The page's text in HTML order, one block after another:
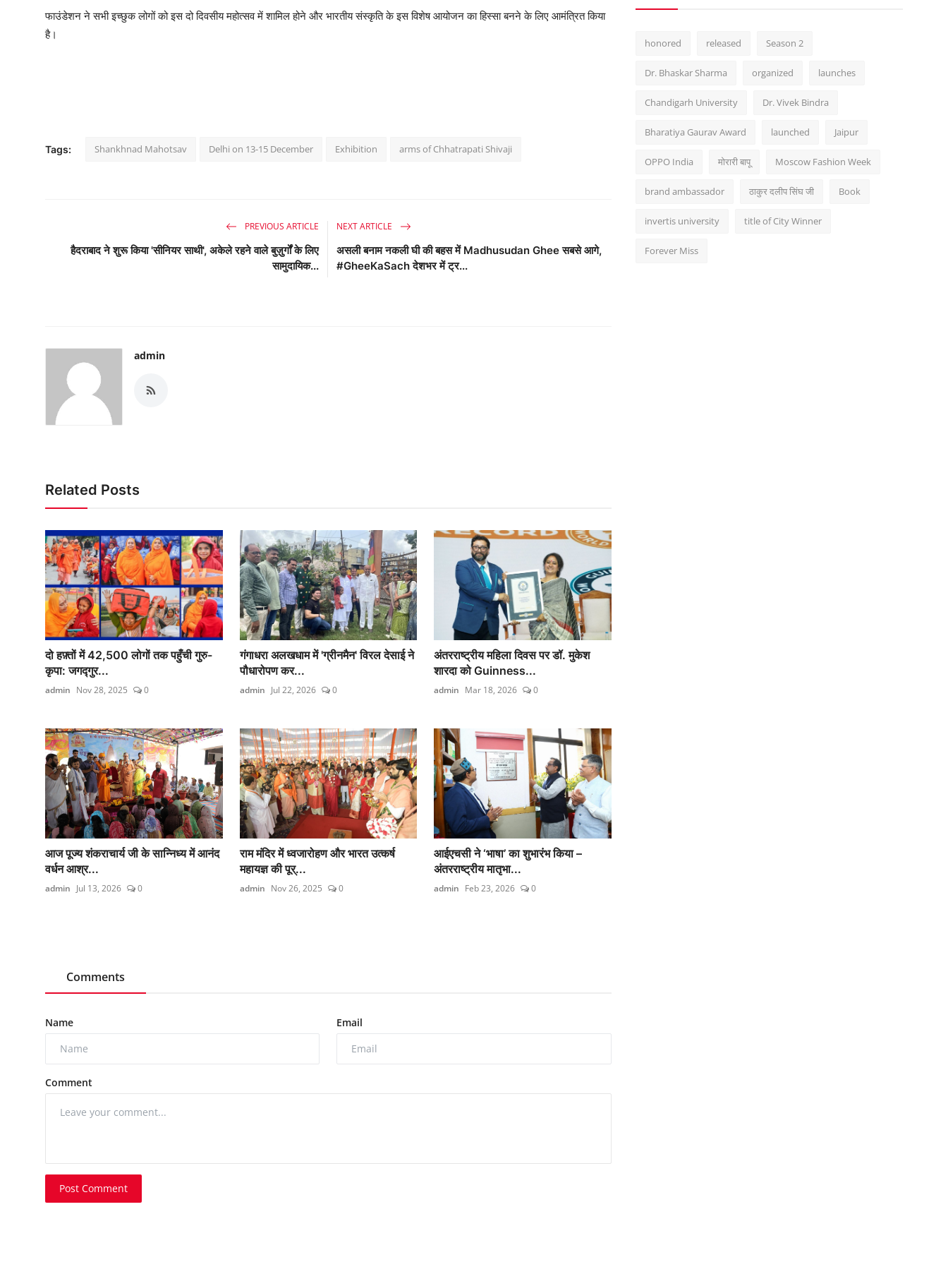
फाउंडेशन ने सभी इच्छुक लोगों को इस दो दिवसीय महोत्सव में शामिल होने और भारतीय संस्कृति के इस विशेष आयोजन का हिस्सा बनने के लिए आमंत्रित किया
है।
Tags: Shankhnad Mahotsav Delhi on 13-15 December Exhibition arms of Chhatrapati Shivaji
PREVIOUS ARTICLE
हैदराबाद ने शुरू किया 'सीनियर साथी', अकेले रहने वाले बुज़ुर्गों के लिए
सामुदायिक...
NEXT ARTICLE
असली बनाम नकली घी की बहस में Madhusudan Ghee सबसे आगे,
#GheeKaSach देशभर में ट्र...
admin
Related Posts
दो हफ़्तों में 42,500 लोगों तक पहुँची गुरु-
कृपा: जगद्गुर...
admin Nov 28, 2025 0
गंगाधरा अलखधाम में 'ग्रीनमैन' विरल देसाई ने
पौधारोपण कर...
admin Jul 22, 2026 0
अंतरराष्ट्रीय महिला दिवस पर डॉ. मुकेश
शारदा को Guinness...
admin Mar 18, 2026 0
आज पूज्य शंकराचार्य जी के सान्निध्य में आनंद
वर्धन आश्र...
admin Jul 13, 2026 0
राम मंदिर में ध्वजारोहण और भारत उत्कर्ष
महायज्ञ की पूर्...
admin Nov 26, 2025 0
आईएचसी ने ‘भाषा’ का शुभारंभ किया –
अंतरराष्ट्रीय मातृभा...
admin Feb 23, 2026 0
Comments
Name Email
Comment
Post Comment
honored released Season 2
Dr. Bhaskar Sharma organized launches
Chandigarh University Dr. Vivek Bindra
Bharatiya Gaurav Award launched Jaipur
OPPO India मोरारी बापू Moscow Fashion Week
brand ambassador ठाकुर दलीप सिंघ जी Book
invertis university title of City Winner
Forever Miss